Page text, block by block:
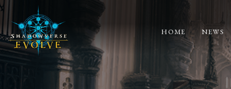
HOME NEWS